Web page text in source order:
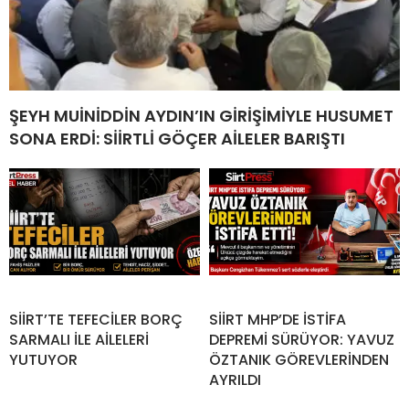
ŞEYH MUİNİDDİN AYDIN’IN GİRİŞİMİYLE HUSUMET
SONA ERDİ: SİİRTLİ GÖÇER AİLELER BARIŞTI
SİİRT’TE TEFECİLER BORÇ
SARMALI İLE AİLELERİ
YUTUYOR
SİİRT MHP’DE İSTİFA
DEPREMİ SÜRÜYOR: YAVUZ
ÖZTANIK GÖREVLERİNDEN
AYRILDI